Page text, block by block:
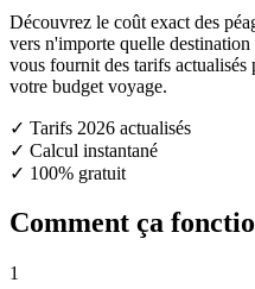
Découvrez le coût exact des
vers n'importe quelle
vous fournit des tarifs
votre budget voyage.
✓ Tarifs 2026 actualisés
✓ Calcul instantané
✓ 100% gratuit
Comment ça
1